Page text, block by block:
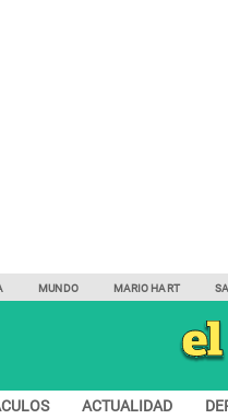
MUNDO MARIO HART
ACTUALIDAD